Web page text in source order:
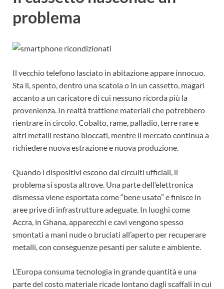
problema
Il vecchio telefono lasciato in abitazione appare innocuo.
Sta lì, spento, dentro una scatola o in un cassetto, magari
accanto a un caricatore di cui nessuno ricorda più la
provenienza. In realtà trattiene materiali che potrebbero
rientrare in circolo. Cobalto, rame, palladio, terre rare e
altri metalli restano bloccati, mentre il mercato continua a
richiedere nuova estrazione e nuova produzione.
Quando i dispositivi escono dai circuiti ufficiali, il
problema si sposta altrove. Una parte dell’elettronica
dismessa viene esportata come “bene usato” e finisce in
aree prive di infrastrutture adeguate. In luoghi come
Accra, in Ghana, apparecchi e cavi vengono spesso
smontati a mani nude o bruciati all’aperto per recuperare
metalli, con conseguenze pesanti per salute e ambiente.
L’Europa consuma tecnologia in grande quantità e una
parte del costo materiale ricade lontano dagli scaffali in cui